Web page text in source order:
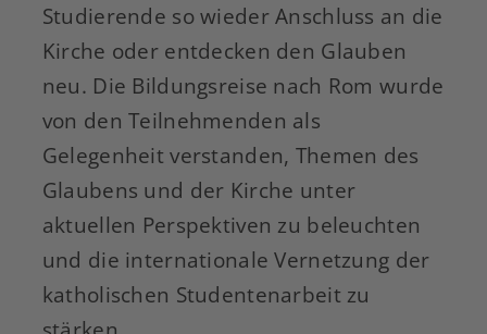
Studierende so wieder Anschluss an die
Kirche oder entdecken den Glauben
neu. Die Bildungsreise nach Rom wurde
von den Teilnehmenden als
Gelegenheit verstanden, Themen des
Glaubens und der Kirche unter
aktuellen Perspektiven zu beleuchten
und die internationale Vernetzung der
katholischen Studentenarbeit zu